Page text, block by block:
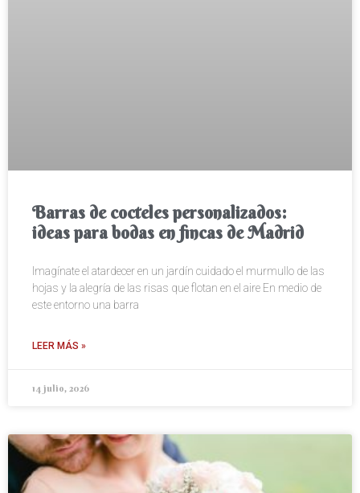
Barras de cocteles personalizados:
ideas para bodas en fincas de Madrid
Imagínate el atardecer en un jardín cuidado el murmullo de las
hojas y la alegría de las risas que flotan en el aire En medio de
este entorno una barra
LEER MÁS »
14 julio, 2026